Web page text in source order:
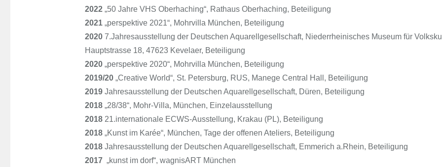
2022„50 Jahre VHS Oberhaching“, Rathaus Oberhaching, Beteiligung
2021„perspektive 2021“, Mohrvilla München, Beteiligung
2020 7.Jahresausstellung der Deutschen Aquarellgesellschaft, Niederrheinisches Museum für
Hauptstrasse 18, 47623 Kevelaer, Beteiligung
2020„perspektive 2020“, Mohrvilla München, Beteiligung
2019/20„Creative World“, St. Petersburg, RUS, Manege Central Hall, Beteiligung
2019 Jahresausstellung der Deutschen Aquarellgesellschaft, Düren, Beteiligung
2018 „28/38“, Mohr-Villa, München, Einzelausstellung
2018 21.internationale ECWS-Ausstellung, Krakau (PL), Beteiligung
2018 „Kunst im Karée“, München, Tage der offenen Ateliers, Beteiligung
2018 Jahresausstellung der Deutschen Aquarellgesellschaft, Emmerich a.Rhein, Beteiligung
2017„kunst im dorf“, wagnisART München